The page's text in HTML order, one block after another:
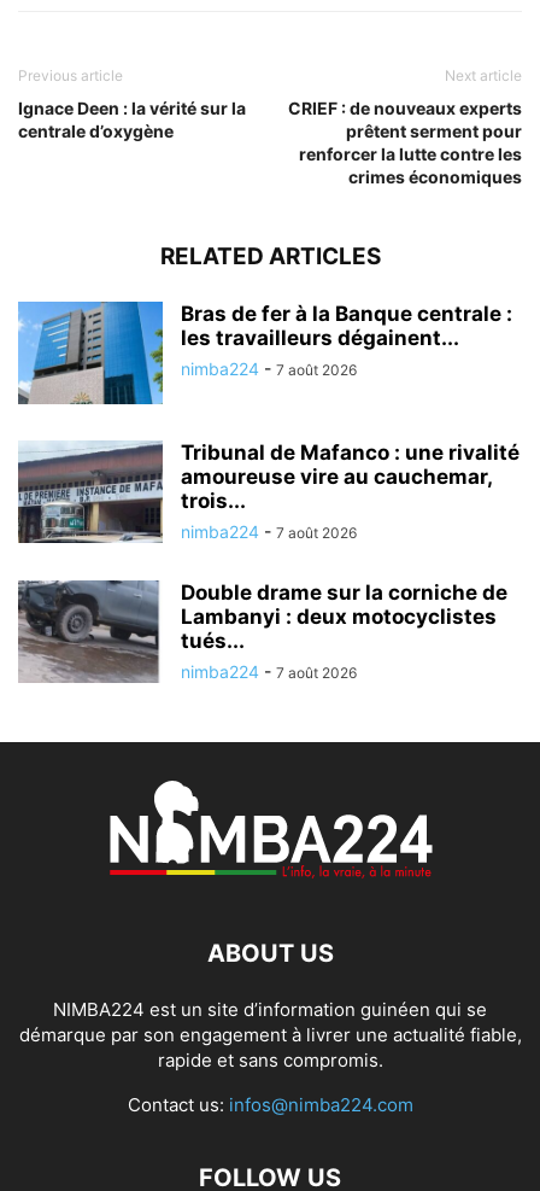
Previous article
Ignace Deen : la vérité sur la
centrale d’oxygène
Next article
CRIEF : de nouveaux experts
prêtent serment pour
renforcer la lutte contre les
crimes économiques
RELATED ARTICLES
Bras de fer à la Banque centrale :
les travailleurs dégainent...
nimba224 - 7 août 2026
Tribunal de Mafanco : une rivalité
amoureuse vire au cauchemar,
trois...
nimba224 - 7 août 2026
Double drame sur la corniche de
Lambanyi : deux motocyclistes
tués...
nimba224 - 7 août 2026
ABOUT US
NIMBA224 est un site d’information guinéen qui se
démarque par son engagement à livrer une actualité fiable,
rapide et sans compromis.
Contact us: infos@nimba224.com
FOLLOW US